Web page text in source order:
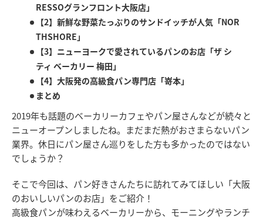
RESSOグランフロント大阪店」
【2】新鮮な野菜たっぷりのサンドイッチが人気「NOR
THSHORE」
【3】ニューヨークで愛されているパンのお店「ザ シ
ティ ベーカリー 梅田」
【4】大阪発の高級食パン専門店「嵜本」
まとめ
2019年も話題のベーカリーカフェやパン屋さんなどが続々と
ニューオープンしましたね。まだまだ熱がおさまらないパン
業界。休日にパン屋さん巡りをした方も多かったのではない
でしょうか？
そこで今回は、パン好きさんたちに訪れてみてほしい「大阪
のおいしいパンのお店」をご紹介！
高級食パンが味わえるベーカリーから、モーニングやランチ